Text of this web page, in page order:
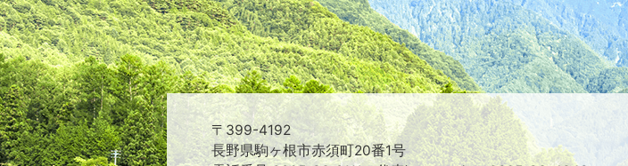
映
え
る
ま
ち
駒
ヶ
根
市
〒399-4192
長野県駒ヶ根市赤須町20番1号